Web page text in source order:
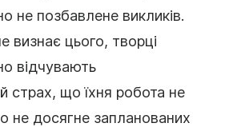
не позбавлене викликів.
визнає цього, творці
відчувають
страх, що їхня робота не
не досягне запланованих